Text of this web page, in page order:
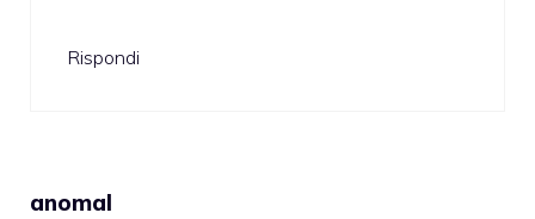
Rispondi
anomal